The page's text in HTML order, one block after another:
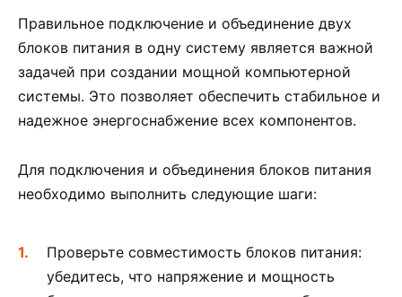
Правильное подключение и объединение двух
блоков питания в одну систему является важной
задачей при создании мощной компьютерной
системы. Это позволяет обеспечить стабильное и
надежное энергоснабжение всех компонентов.
Для подключения и объединения блоков питания
необходимо выполнить следующие шаги:
Проверьте совместимость блоков питания:
убедитесь, что напряжение и мощность